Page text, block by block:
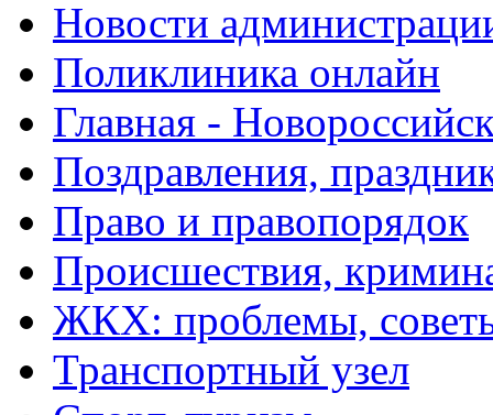
Новости
Поликлиника онлайн
Главная -
Поздравления,
Право и правопорядок
Происшествия,
ЖКХ: проблемы,
Транспортный узел